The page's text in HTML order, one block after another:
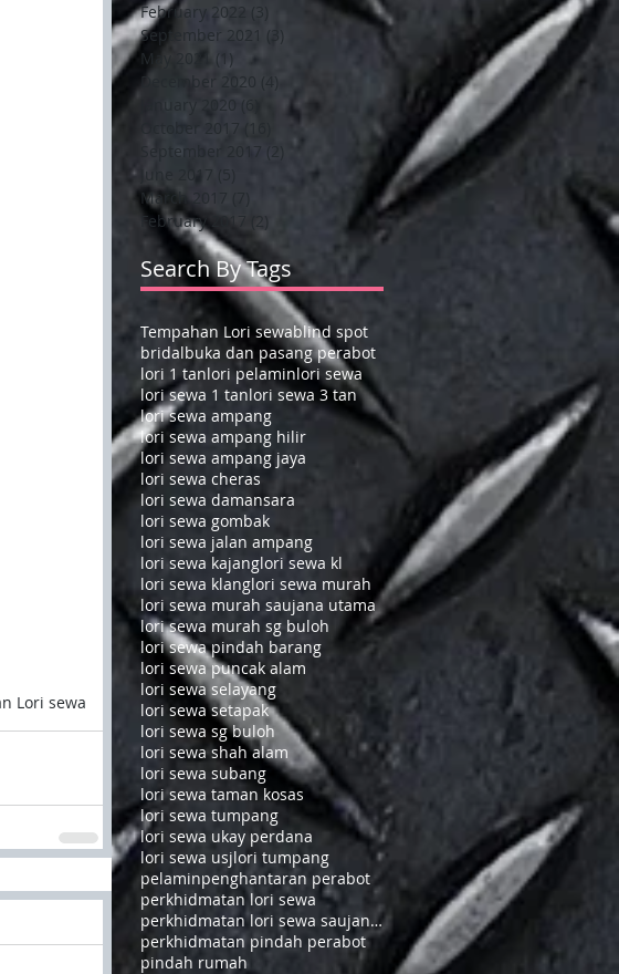
Lori sewa
February 2022
September 2021
(3)
May 2021
(1) 1 post
December 2020
January 2020
6 posts
October 2017
September 2017 (2)
(5)
March 2017
February 2017
(2)
Search By Tags
Tempahan Lori sewablind spot
bridalbuka dan pasang perabot
lori 1 tanlori pelaminlori sewa
lori sewa 1 tanlori sewa 3 tan
lori sewa ampang
lori sewa ampang hilir
lori sewa ampang jaya
lori sewa cheras
lori sewa damansara
lori sewa gombak
lori sewa jalan ampang
lori sewa kajanglori sewa kl
lori sewa klanglori sewa murah
lori sewa murah saujana utama
lori sewa murah sg buloh
lori sewa pindah barang
lori sewa puncak alam
lori sewa selayang
lori sewa setapak
lori sewa sg buloh
lori sewa shah alam
lori sewa subang
lori sewa taman kosas
lori sewa tumpang
lori sewa ukay perdana
lori sewa usjlori tumpang
pelaminpenghantaran perabot
perkhidmatan lori sewa
perkhidmatan lori sewa saujana utama
perkhidmatan pindah perabot
pindah rumah